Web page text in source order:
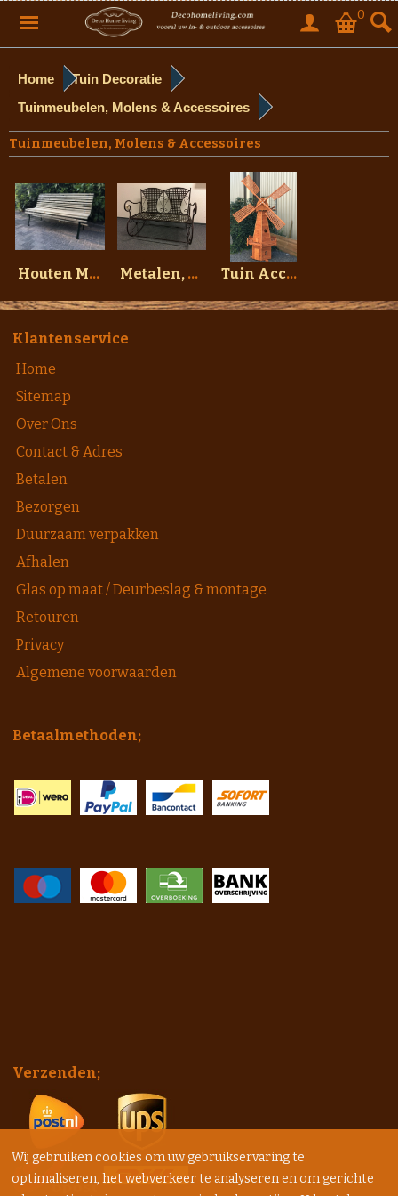
0
Home
Tuin Decoratie
Tuinmeubelen, Molens & Accessoires
Tuinmeubelen, Molens & Accessoires
Houten Meubelen Metalen, Gietijzeren & Stenen Meubelen Tuin Accessoires, Molens, etc.
Klantenservice
Home
Sitemap
Over Ons
Contact & Adres
Betalen
Bezorgen
Duurzaam verpakken
Afhalen
Glas op maat / Deurbeslag & montage
Retouren
Privacy
Algemene voorwaarden
Betaalmethoden;
Verzenden;
Wij gebruiken cookies om uw gebruikservaring te
optimaliseren, het webverkeer te analyseren en om gerichte